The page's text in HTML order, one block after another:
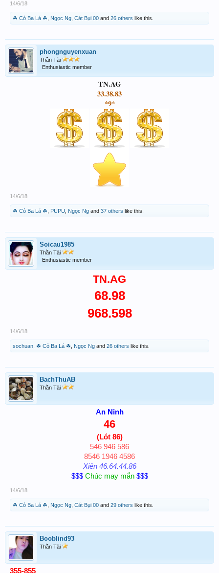
14/6/18
☘ Cỏ Ba Lá ☘ Ngọc Ng Cát Bụi 00 and 26 others like this.
phongnguyenxuan
Thần Tài
Enthusiastic member
TN.AG
33.38.83
*9*
14/6/18
☘ Cỏ Ba Lá ☘ PUPU Ngọc Ng and 37 others like this.
Soicau1985
Thần Tài
Enthusiastic member
TN.AG
68.98
968.598
14/6/18
sochuan ☘ Cỏ Ba Lá ☘ Ngọc Ng and 26 others like this.
BachThuAB
Thần Tài
An Ninh
46
(Lót 86)
546 946 586
8546 1946 4586
Xiên 46.64.44.86
$$$ Chúc may mắn$$$
14/6/18
☘ Cỏ Ba Lá ☘ Ngọc Ng Cát Bụi 00 and 29 others like this.
Booblind93
Thần Tài
355-855